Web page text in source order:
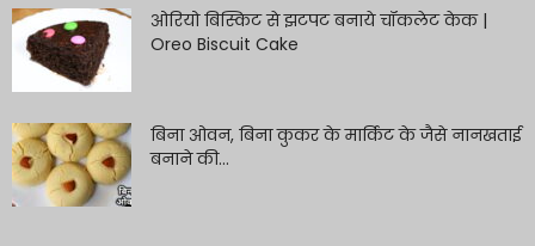
ओरियो बिस्किट से झटपट बनाये चॉकलेट केक |
Oreo Biscuit Cake
बिना ओवन, बिना कुकर के मार्किट के जैसे नानखताई
बनाने की...